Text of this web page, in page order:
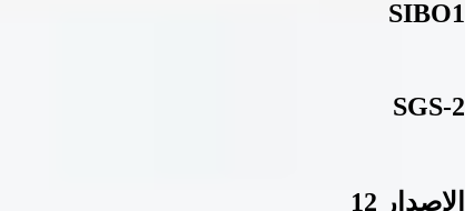
SIBO1
SGS-2
الإصدار 12